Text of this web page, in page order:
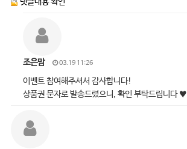
댓글내용 확인
조은맘 03.19 11:26
이벤트 참여해주셔서 감사합니다!
상품권 문자로 발송드렸으니, 확인 부탁드립니다 ♥